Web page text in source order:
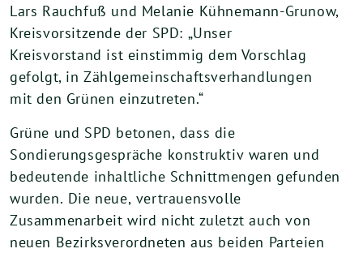
Lars Rauchfuß und Melanie Kühnemann-Grunow,
Kreisvorsitzende der SPD: „Unser
Kreisvorstand ist einstimmig dem Vorschlag
gefolgt, in Zählgemeinschaftsverhandlungen
mit den Grünen einzutreten.“
Grüne und SPD betonen, dass die
Sondierungsgespräche konstruktiv waren und
bedeutende inhaltliche Schnittmengen gefunden
wurden. Die neue, vertrauensvolle
Zusammenarbeit wird nicht zuletzt auch von
neuen Bezirksverordneten aus beiden Parteien